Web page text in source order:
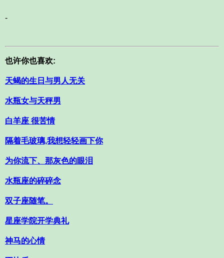
-
也许你也喜欢:
天蝎的生日与男人无关
水瓶女与天秤男
白羊座 很苦情
隔着毛玻璃,我想轻轻画下你
为你流下、那灰色的眼泪
水瓶座的碎碎念
双子座随笔。
星座学院开学典礼
神马的心情